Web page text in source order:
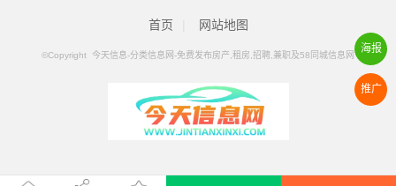
首页 网站地图
©Copyright 今天信息-分类信息网-免费发布房产,租房,招聘,兼职及58同城信息网
推广
海报